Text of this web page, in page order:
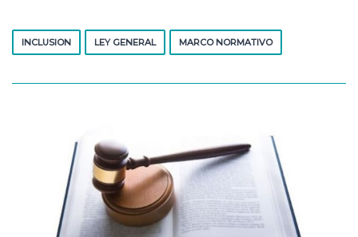
INCLUSION LEY GENERAL MARCO NORMATIVO